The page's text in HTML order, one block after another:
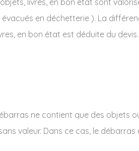
objets, livres, en bon état sont
en déchetterie ). La
en bon état est déduite du devis.
ne contient que des objets
valeur. Dans ce cas, le débarras